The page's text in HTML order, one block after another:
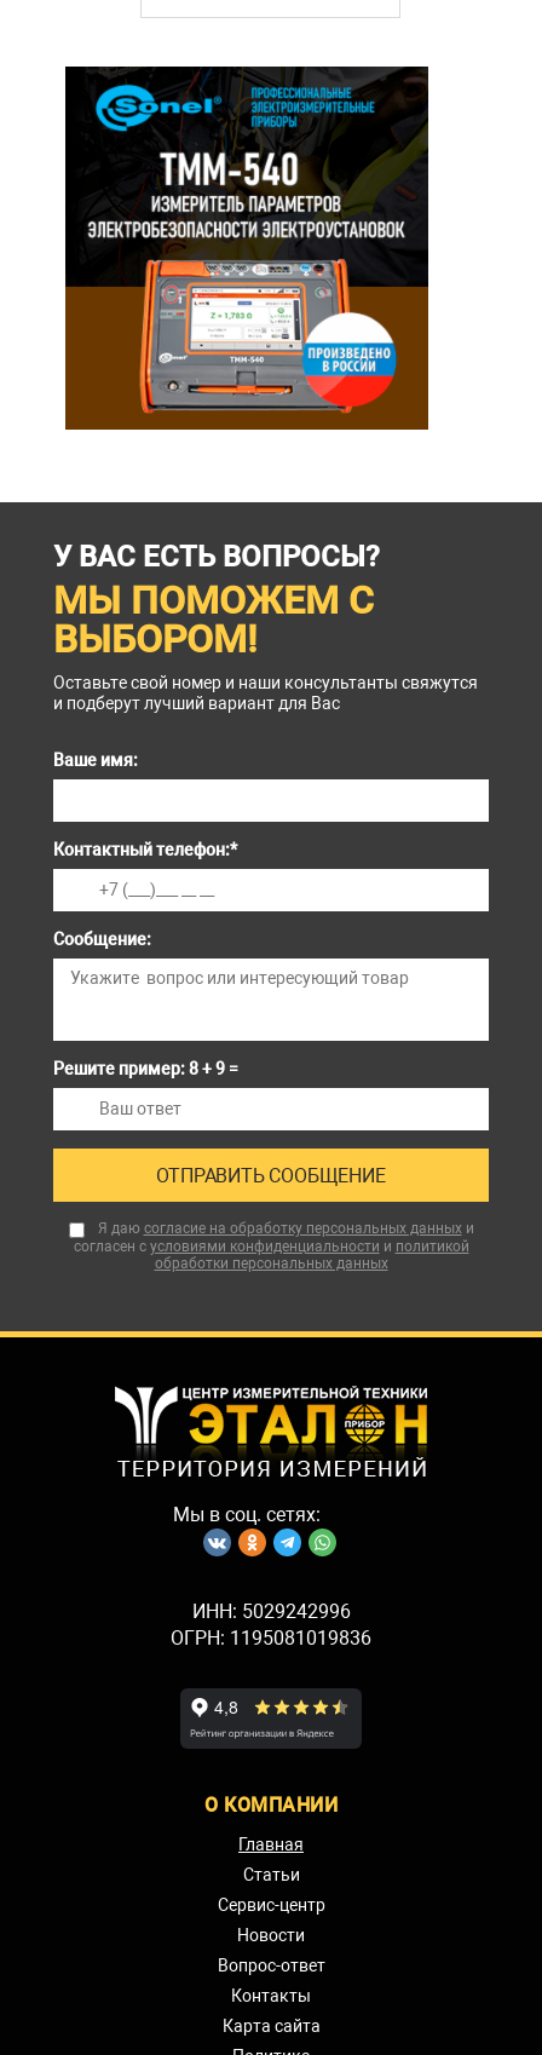
У ВАС ЕСТЬ ВОПРОСЫ?
МЫ ПОМОЖЕМ С
ВЫБОРОМ!
Оставьте свой номер и наши консультанты свяжутся
и подберут лучший вариант для Вас
Ваше имя:
Контактный телефон:*
Сообщение:
Решите пример: 8 + 9 =
Я даю согласие на обработку персональных данныхи
согласен с условиями конфиденциальности и политикой
обработки персональных данных
Мы в соц. сетях:
ИНН: 5029242996
ОГРН: 1195081019836
О КОМПАНИИ
Главная
Статьи
Сервис-центр
Новости
Вопрос-ответ
Контакты
Карта сайта